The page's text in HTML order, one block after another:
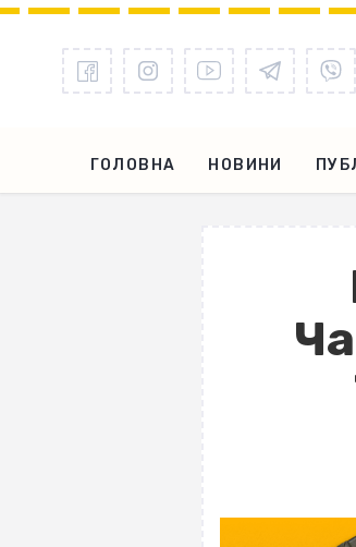
ГОЛОВНА НОВИНИ